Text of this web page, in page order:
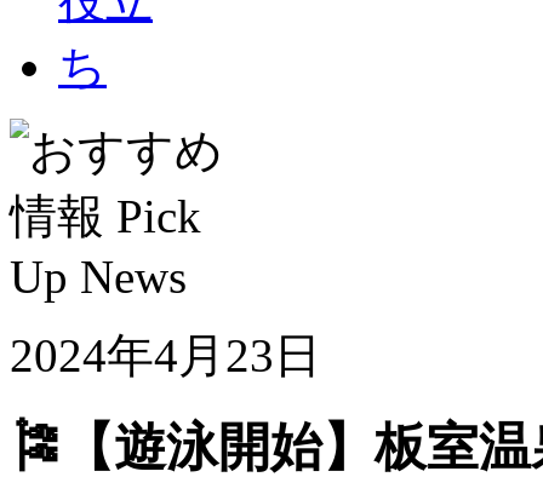
2024年4月23日
🎏【遊泳開始】板室